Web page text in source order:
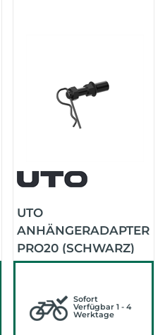
UTO
ANHÄNGERADAPTER
PRO20 (SCHWARZ)
Sofort
Verfügbar 1 - 4
Werktage